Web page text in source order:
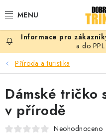
na
PRO ŽENY
PRO MUŽE
PRO DĚTI
DOPLŇKY
a do
Příroda a turistika
Dámské tričko
v přírodě
Neohodnoceno